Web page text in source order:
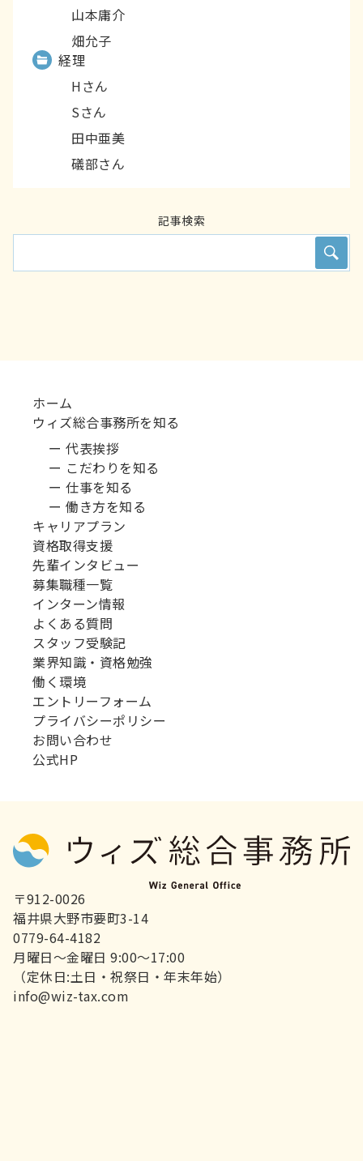
山本庸介
畑允子
経理
Hさん
Sさん
田中亜美
礒部さん
記事検索
ホーム
ウィズ総合事務所を知る
ー 代表挨拶
ー こだわりを知る
ー 仕事を知る
ー 働き方を知る
キャリアプラン
資格取得支援
先輩インタビュー
募集職種一覧
インターン情報
よくある質問
スタッフ受験記
業界知識・資格勉強
働く環境
エントリーフォーム
プライバシーポリシー
お問い合わせ
公式HP
〒912-0026
福井県大野市要町3-14
0779-64-4182
月曜日～金曜日 9:00～17:00
（定休日:土日・祝祭日・年末年始）
info@wiz-tax.com